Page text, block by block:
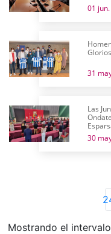
01
31
Las
30
Mostrando el